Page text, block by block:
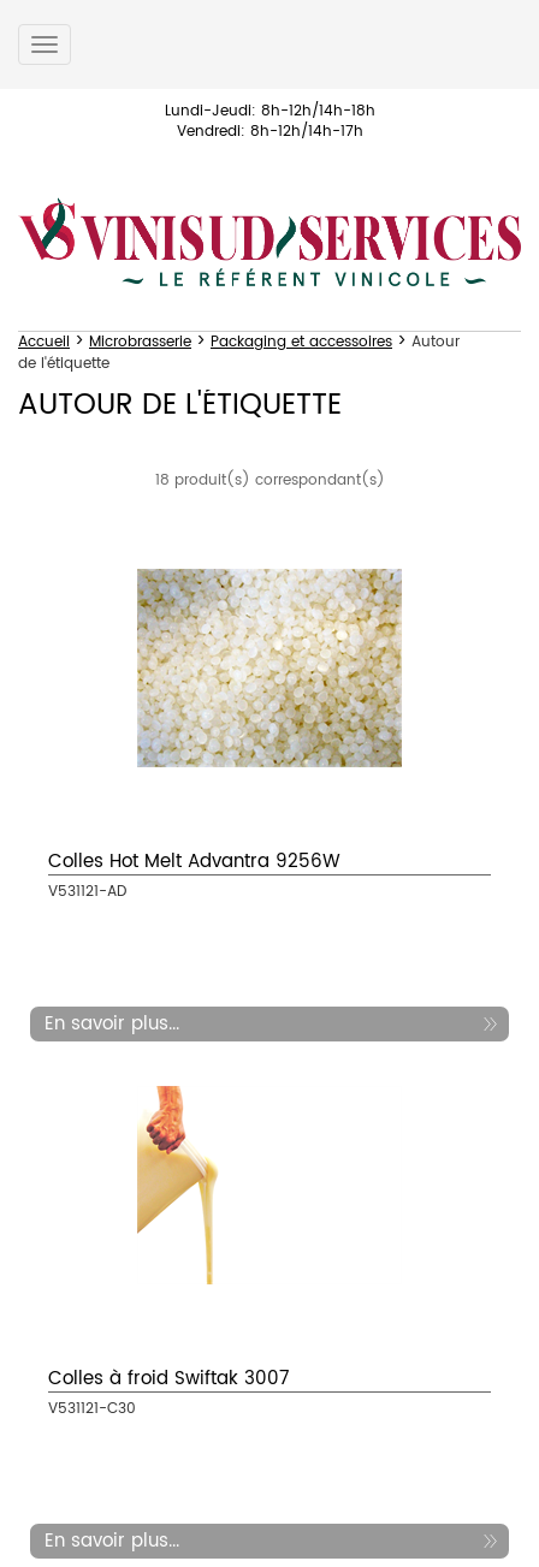
Toggle
navigation
Lundi-Jeudi: 8h-12h/14h-18h
Vendredi: 8h-12h/14h-17h
Accueil > Microbrasserie > Packaging et accessoires > Autour
de l'étiquette
AUTOUR DE L'ÉTIQUETTE
18 produit(s) correspondant(s)
Colles Hot Melt Advantra 9256W
V531121-AD
En savoir plus...
Colles à froid Swiftak 3007
V531121-C30
En savoir plus...